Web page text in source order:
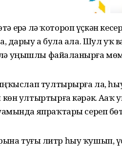
ерҙә лә ҡотороп үҫкән
дарыу ҙа була ала. Шул уҡ
уңышлы файҙаланырға
тултырырға ла,
ултыртырға кәрәк. Аҙаҡ
япраҡтары сереп
туғыҙ литр һыу ҡушып,